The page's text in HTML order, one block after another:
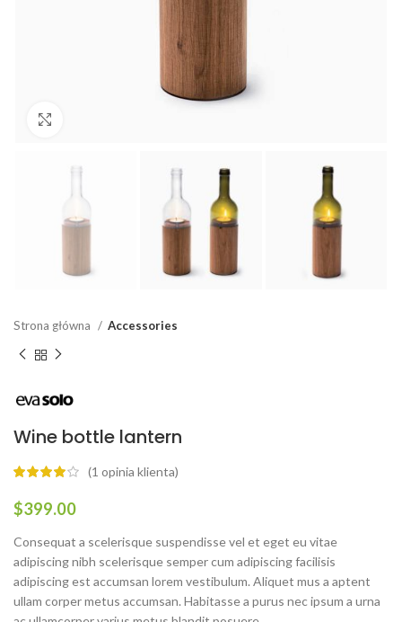
Strona główna Accessories
Wine bottle lantern
(1 opinia klienta)
$399.00
Consequat a scelerisque suspendisse vel et eget eu vitae
adipiscing nibh scelerisque semper cum adipiscing facilisis
adipiscing est accumsan lorem vestibulum. Aliquet mus a aptent
ullam corper metus accumsan. Habitasse a purus nec ipsum a urna